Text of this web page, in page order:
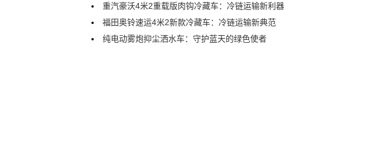
重汽豪沃4米2重载版肉钩冷藏车：冷链运输新利器
福田奥铃速运4米2新款冷藏车：冷链运输新典范
纯电动雾炮抑尘洒水车：守护蓝天的绿色使者